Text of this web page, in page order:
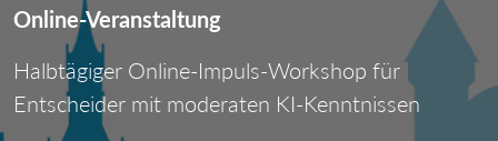
Online-Veranstaltung
Halbtägiger Online-Impuls-Workshop für
Entscheider mit moderaten KI-Kenntnissen